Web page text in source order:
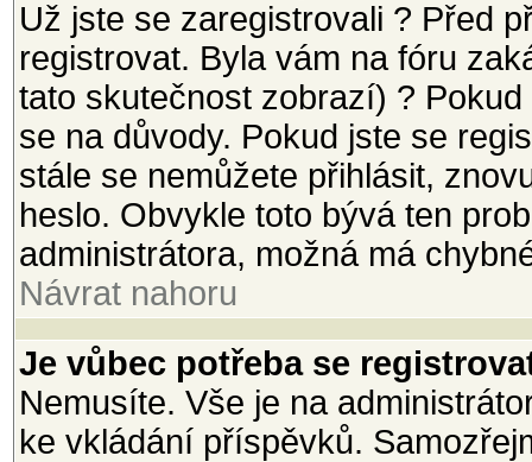
Už jste se zaregistrovali ? Před
registrovat. Byla vám na fóru
tato skutečnost zobrazí) ?
se na důvody. Pokud jste se
stále se nemůžete přihlásit,
heslo. Obvykle toto bývá ten
administrátora, možná má
Návrat nahoru
Je vůbec potřeba se
Nemusíte. Vše je na
ke vkládání příspěvků.